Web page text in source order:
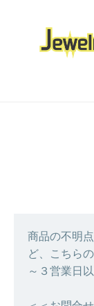
商品の不明
ど、こちら
～３営業日